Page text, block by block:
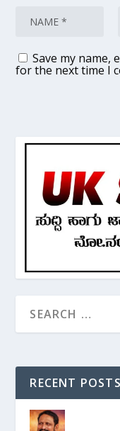
Save my name,
for the next time I
RECENT POSTS